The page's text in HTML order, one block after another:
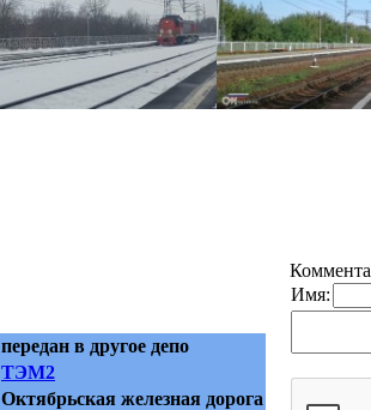
передан в другое депо
ТЭМ2
Октябрьская железная дорога
Имя: